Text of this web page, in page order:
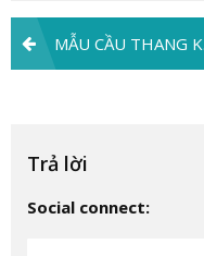
Điều
hướng
viết
MẪU CẦU THANG KÍNH – 20 MẪU CẦU THANG KÍNH KÍNH CƯỜNG LỰC GIÁ RẺ TRỌN BỘ 1TR2 / M2 .
Trả lời
Social connect: